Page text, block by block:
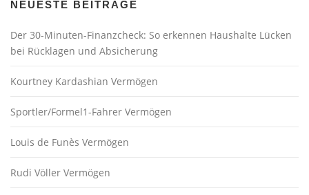
NEUESTE BEITRÄGE
Der 30-Minuten-Finanzcheck: So erkennen Haushalte Lücken
bei Rücklagen und Absicherung
Kourtney Kardashian Vermögen
Sportler/Formel1-Fahrer Vermögen
Louis de Funès Vermögen
Rudi Völler Vermögen